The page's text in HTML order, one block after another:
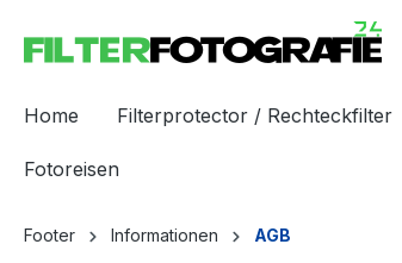
Home Filterprotector / Rechteckfilter
Fotoreisen
Footer Informationen AGB